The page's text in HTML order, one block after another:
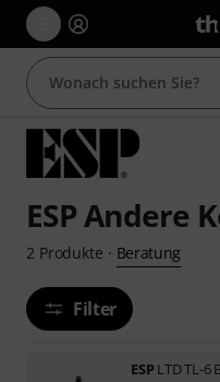
ESP Andere
2 Produkte · Beratung
Filter
ESPLTD TL-6